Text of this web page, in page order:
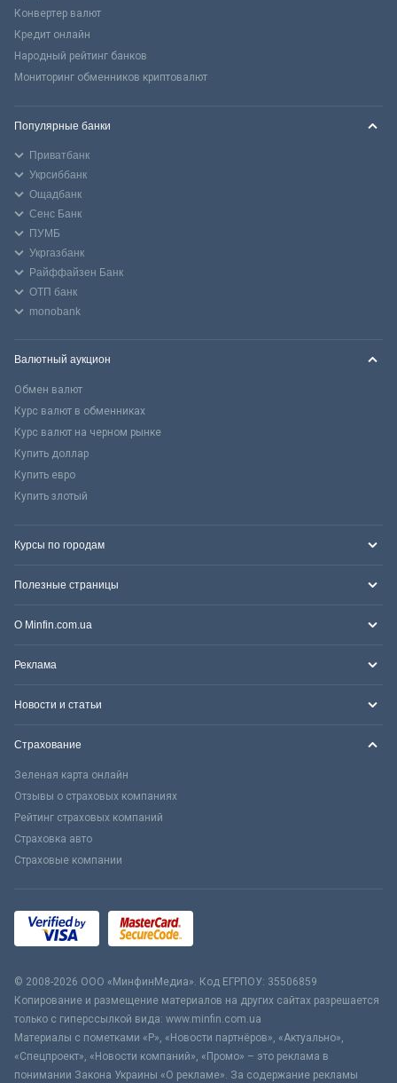
Конвертер валют
Кредит онлайн
Народный рейтинг банков
Мониторинг обменников криптовалют
Популярные банки
Приватбанк
Укрсиббанк
Ощадбанк
Сенс Банк
ПУМБ
Укргазбанк
Райффайзен Банк
ОТП банк
monobank
Валютный аукцион
Обмен валют
Курс валют в обменниках
Курс валют на черном рынке
Купить доллар
Купить евро
Купить злотый
Курсы по городам
Полезные страницы
О Minfin.com.ua
Реклама
Новости и статьи
Страхование
Зеленая карта онлайн
Отзывы о страховых компаниях
Рейтинг страховых компаний
Страховка авто
Страховые компании
© 2008-2026 ООО «МинфинМедиа». Код ЕГРПОУ: 35506859
Копирование и размещение материалов на других сайтах разрешается
только с гиперссылкой вида: www.minfin.com.ua
Материалы с пометками «Р», «Новости партнёров», «Актуально»,
«Спецпроект», «Новости компаний», «Промо» – это реклама в
понимании Закона Украины «О рекламе». За содержание рекламы